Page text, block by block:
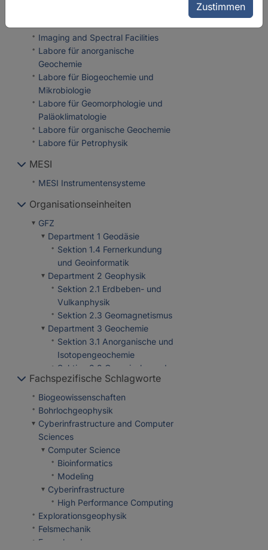
Imaging and Spectral Facilities
Labore für anorganische
Geochemie
Labore für Biogeochemie und
Mikrobiologie
Labore für Geomorphologie und
Paläoklimatologie
Labore für organische Geochemie
Labore für Petrophysik
MESI
MESI Instrumentensysteme
Organisationseinheiten
GFZ
Department 1 Geodäsie
Sektion 1.4 Fernerkundung
und Geoinformatik
Department 2 Geophysik
Sektion 2.1 Erdbeben- und
Vulkanphysik
Sektion 2.3 Geomagnetismus
Department 3 Geochemie
Sektion 3.1 Anorganische und
Isotopengeochemie
Sektion 3.2 Organische und
Erdoberflächengeochemie
Sektion 3.3 Geomikrobiologie
Sektion 3.4
Fluidsystemmodellierung
Sektion 3.5 Grenzflächen-
Geochemie
Department 4 Geosysteme
Sektion 4.1 Dynamik der
Lithosphäre
Sektion 4.2 Geomechanik
und Wissenschaftliches
Bohren
Sektion 4.3 Geoenergie
Fachspezifische Schlagworte
Biogeowissenschaften
Bohrlochgeophysik
Cyberinfrastructure and Computer
Sciences
Computer Science
Bioinformatics
Modeling
Cyberinfrastructure
High Performance Computing
Explorationsgeophysik
Felsmechanik
Fernerkundung
Zustimmen